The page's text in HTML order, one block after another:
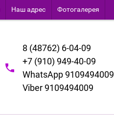
Наш адрес Фотогалерея
8 (48762) 6-04-09
+7 (910) 949-40-09
WhatsApp 9109494009
Viber 9109494009